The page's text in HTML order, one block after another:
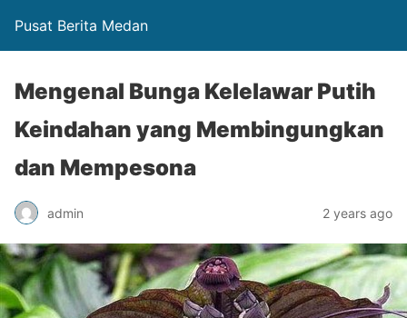
Pusat Berita Medan
Mengenal Bunga Kelelawar Putih
Keindahan yang Membingungkan
dan Mempesona
admin 2 years ago